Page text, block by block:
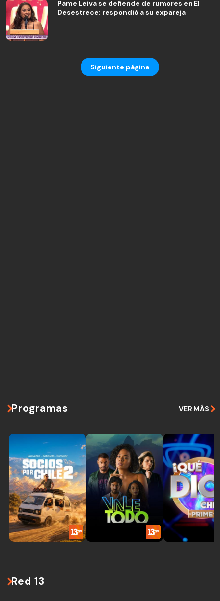
Pame Leiva se defiende de rumores en El
Desestrece: respondió a su expareja
Siguiente página
Programas VER MÁS
Red 13